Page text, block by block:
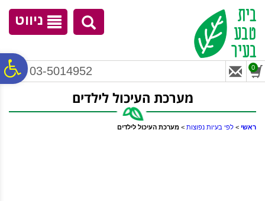
נגישות
ניווט
03-5014952 0
מערכת העיכול לילדים
ראשי > לפי בעיות נפוצות > מערכת העיכול לילדים